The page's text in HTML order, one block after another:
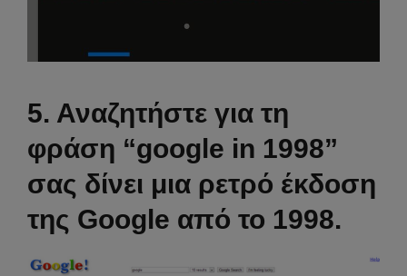
5. Αναζητήστε για τη
φράση “google in 1998”
σας δίνει μια ρετρό έκδοση
της Google από το 1998.